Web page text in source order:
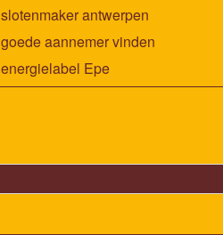
slotenmaker antwerpen
goede aannemer vinden
energielabel Epe